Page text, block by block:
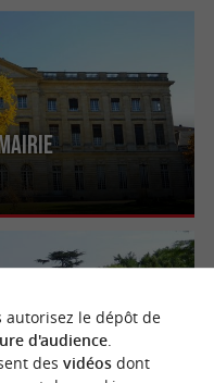
Peixotto
autorisez le dépôt de
d'audience.
des vidéosdont